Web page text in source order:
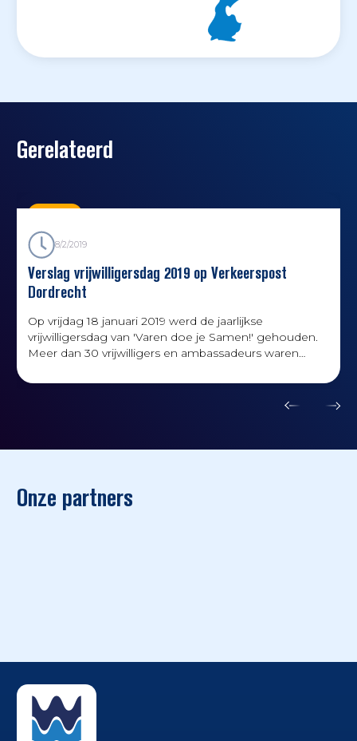
Gerelateerd
8/2/2019
Verslag vrijwilligersdag 2019 op Verkeerspost
Dordrecht
Op vrijdag 18 januari 2019 werd de jaarlijkse
vrijwilligersdag van 'Varen doe je Samen!' gehouden.
Meer dan 30 vrijwilligers en ambassadeurs waren
Samen! zijn de vrijwilligers en ambassadeurs
onmisbaar dankzij hun inzet, gevarieerde kennis en
netwerken en meer te weten te komen over elkaars
Onze partners